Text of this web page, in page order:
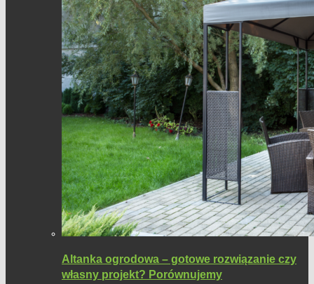
Altanka ogrodowa – gotowe rozwiązanie czy
własny projekt? Porównujemy